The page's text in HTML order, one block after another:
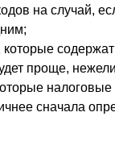
на случай,
которые
проще,
сначала